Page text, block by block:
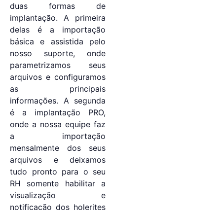
duas formas de
implantação. A primeira
delas é a importação
básica e assistida pelo
nosso suporte, onde
parametrizamos seus
arquivos e configuramos
as principais
informações. A segunda
é a implantação PRO,
onde a nossa equipe faz
a importação
mensalmente dos seus
arquivos e deixamos
tudo pronto para o seu
RH somente habilitar a
visualização e
notificação dos holerites